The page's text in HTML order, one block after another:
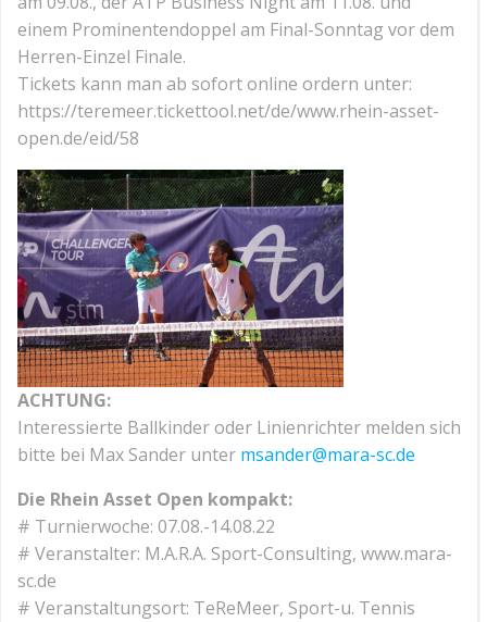
einem Prominentendoppel am Final-Sonntag vor dem
Herren-Einzel Finale.
Tickets kann man ab sofort online ordern unter:
https://teremeer.tickettool.net/de/www.rhein-asset-
open.de/eid/58
ACHTUNG:
Interessierte Ballkinder oder Linienrichter melden sich
bitte bei Max Sander unter msander@mara-sc.de
Die Rhein Asset Open kompakt:
# Turnierwoche: 07.08.-14.08.22
# Veranstalter: M.A.R.A. Sport-Consulting, www.mara-
sc.de
# Veranstaltungsort: TeReMeer, Sport-u. Tennis